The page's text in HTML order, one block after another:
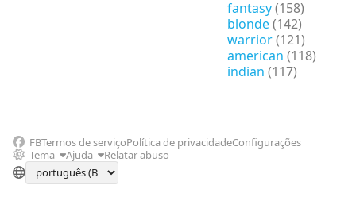
fantasy(158)
blonde(142)
warrior(121)
american (118)
indian (117)
FBTermos de serviçoPolítica de privacidadeConfigurações
Tema
Ajuda Relatar abuso